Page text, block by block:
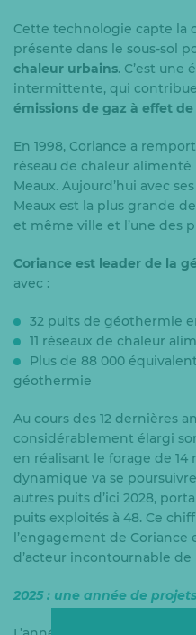
Cette technologie capte la
présente dans le sous-sol
chaleur urbains. C’est une
intermittente, qui
émissions de gaz à effet de
En 1998, Coriance a
réseau de chaleur
Meaux. Aujourd’hui avec
Meaux est la plus grande
et même ville et l’une des
Coriance est leader de la
avec :
32 puits de géothermie
11 réseaux de chaleur
Plus de 88 000
géothermie
Au cours des 12 dernières
considérablement élargi
en réalisant le forage de 14
dynamique va se
autres puits d’ici 2028,
puits exploités à 48. Ce
l’engagement de
d’acteur incontournable
2025 : une année de